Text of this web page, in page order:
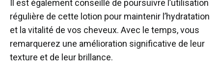
Il est également conseillé de poursuivre l’utilisation
régulière de cette lotion pour maintenir l’hydratation
et la vitalité de vos cheveux. Avec le temps, vous
remarquerez une amélioration significative de leur
texture et de leur brillance.